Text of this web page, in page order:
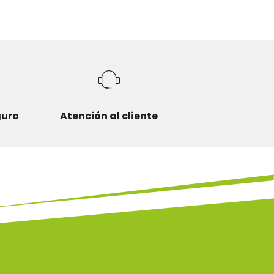
Atención al cliente